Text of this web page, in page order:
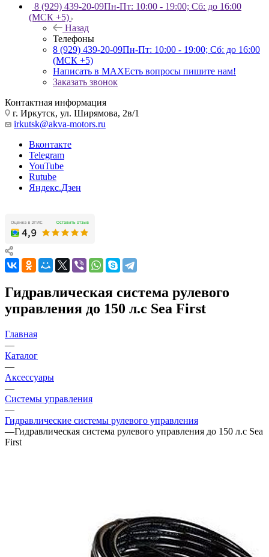
8 (929) 439-20-09Пн-Пт: 10:00 - 19:00; Сб: до 16:00
(МСК +5)
Назад
Телефоны
8 (929) 439-20-09Пн-Пт: 10:00 - 19:00; Сб: до 16:00
(МСК +5)
Написать в MAXЕсть вопросы пишите нам!
Заказать звонок
Контактная информация
г. Иркутск, ул. Ширямова, 2в/1
irkutsk@akva-motors.ru
Вконтакте
Telegram
YouTube
Rutube
Яндекс.Дзен
Гидравлическая система рулевого
управления до 150 л.с Sea First
Главная
—
Каталог
—
Аксессуары
—
Системы управления
—
Гидравлические системы рулевого управления
—Гидравлическая система рулевого управления до 150 л.с Sea
First